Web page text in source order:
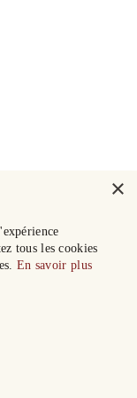
×
tous les cookies
En savoir plus